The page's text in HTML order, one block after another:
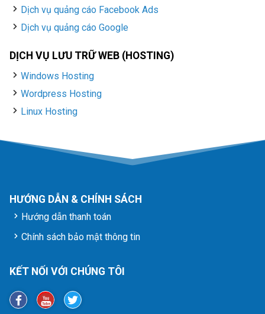
Dịch vụ quảng cáo Facebook Ads
Dịch vụ quảng cáo Google
DỊCH VỤ LƯU TRỮ WEB (HOSTING)
Windows Hosting
Wordpress Hosting
Linux Hosting
HƯỚNG DẪN & CHÍNH SÁCH
Hướng dẫn thanh toán
Chính sách bảo mật thông tin
KẾT NỐI VỚI CHÚNG TÔI